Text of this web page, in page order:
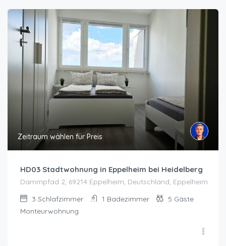
Zeitraum wählen für Preis
HD03 Stadtwohnung in Eppelheim bei Heidelberg
Dammpfad 2, 69214 Eppelheim, Deutschland, Eppelheim
3 Schlafzimmer 1 Badezimmer 5 Gäste
Monteurwohnung